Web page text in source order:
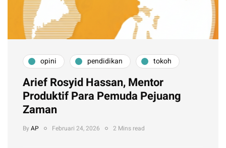
opini pendidikan tokoh
Arief Rosyid Hassan, Mentor
Produktif Para Pemuda Pejuang
Zaman
By AP Februari 24, 2026 2 Mins read